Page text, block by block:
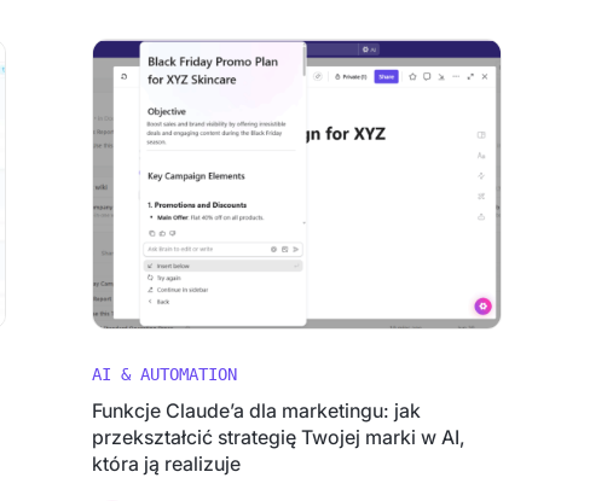
AI & AUTOMATION
Funkcje Claude’a dla marketingu: jak
przekształcić strategię Twojej marki w AI,
która ją realizuje